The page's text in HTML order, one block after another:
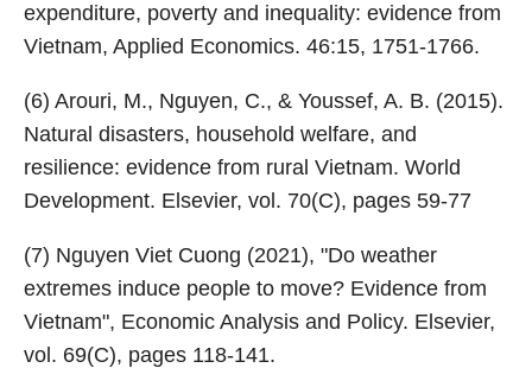
expenditure, poverty and inequality: evidence from
Vietnam, Applied Economics. 46:15, 1751-1766.
(6) Arouri, M., Nguyen, C., & Youssef, A. B. (2015).
Natural disasters, household welfare, and
resilience: evidence from rural Vietnam. World
Development. Elsevier, vol. 70(C), pages 59-77
(7) Nguyen Viet Cuong (2021), "Do weather
extremes induce people to move? Evidence from
Vietnam", Economic Analysis and Policy. Elsevier,
vol. 69(C), pages 118-141.